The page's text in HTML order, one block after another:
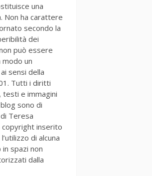
una
Non ha carattere
secondo la
dei
può essere
modo un
sensi della
Tutti i diritti
e immagini
sono di
Teresa
copyright inserito
di alcuna
spazi non
dalla